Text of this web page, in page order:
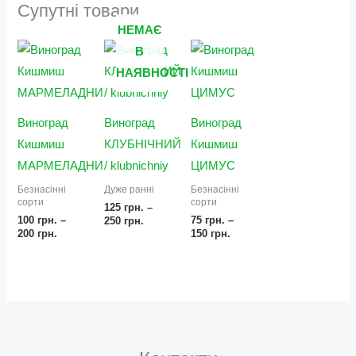
Супутні товари
Виноград
Кишмиш
МАРМЕЛАДНИЙ
Безнасінні
сорти
100 грн. –
200 грн.
Діапазон
цін:
від
100 грн.
до
НЕМАЄ
В
НАЯВНОСТІ
Виноград
КЛУБНІЧНИЙ
/ klubnichniy
Дуже ранні
125 грн. –
250 грн.
Діапазон
цін:
від
125 грн.
до
Виноград
Кишмиш
ЦИМУС
Безнасінні
сорти
75 грн. –
150 грн.
Діапазон
цін:
від
75 грн.
до